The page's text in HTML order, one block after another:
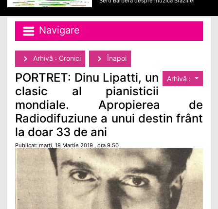
Navigare
Arhivă : Cronici Înapoi
Arhivă :
PORTRET: Dinu Lipatti, un
clasic al pianisticii
mondiale. Apropierea de
Radiodifuziune a unui destin frânt
la doar 33 de ani
Publicat: marţi, 19 Martie 2019 , ora 9.50